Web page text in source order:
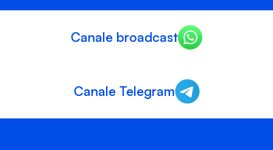
Canale broadcast
Canale Telegram